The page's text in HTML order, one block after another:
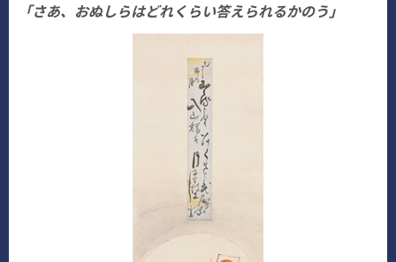
「さあ、おぬしらはどれくらい答えられるかのう」